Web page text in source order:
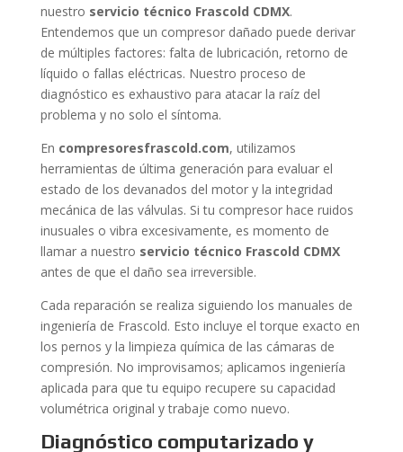
nuestro servicio técnico Frascold CDMX.
Entendemos que un compresor dañado puede derivar
de múltiples factores: falta de lubricación, retorno de
líquido o fallas eléctricas. Nuestro proceso de
diagnóstico es exhaustivo para atacar la raíz del
problema y no solo el síntoma.
En compresoresfrascold.com, utilizamos
herramientas de última generación para evaluar el
estado de los devanados del motor y la integridad
mecánica de las válvulas. Si tu compresor hace ruidos
inusuales o vibra excesivamente, es momento de
llamar a nuestro servicio técnico Frascold CDMX
antes de que el daño sea irreversible.
Cada reparación se realiza siguiendo los manuales de
ingeniería de Frascold. Esto incluye el torque exacto en
los pernos y la limpieza química de las cámaras de
compresión. No improvisamos; aplicamos ingeniería
aplicada para que tu equipo recupere su capacidad
volumétrica original y trabaje como nuevo.
Diagnóstico computarizado y